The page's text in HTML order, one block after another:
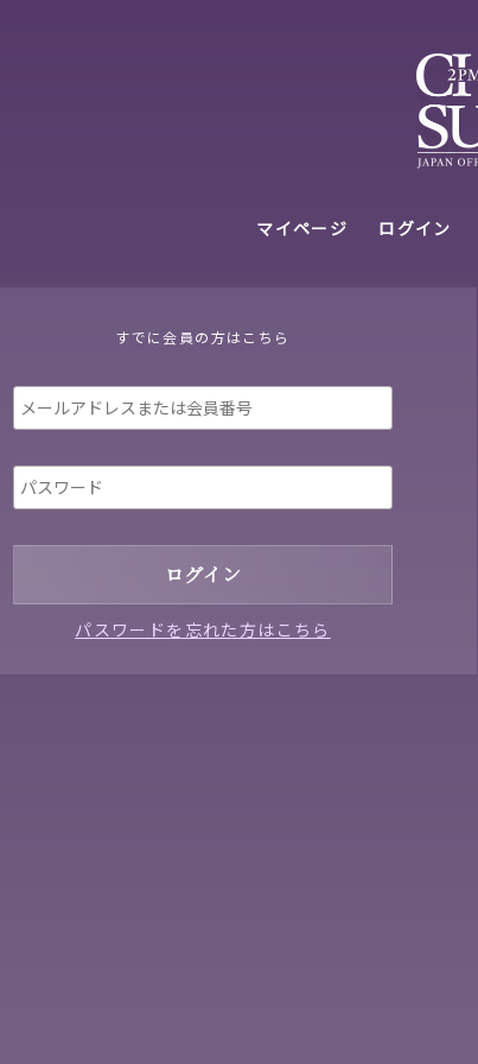
すでに会員の方はこちら
パスワードを忘れた方はこちら